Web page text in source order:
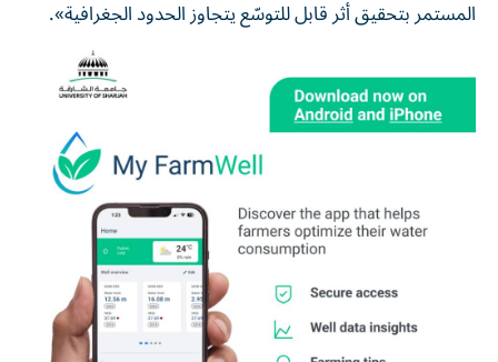
المستمر بتحقيق أثر قابل للتوسّع يتجاوز الحدود الجغرافية».